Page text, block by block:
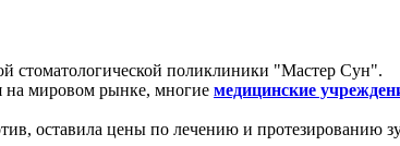
стоматологической поликлиники "Мастер Сун".
на мировом рынке, многие медицинские
оставила цены по лечению и протезированию